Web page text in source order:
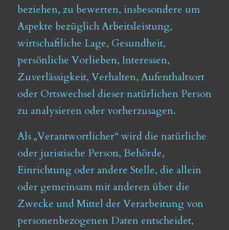
beziehen, zu bewerten, insbesondere um
Aspekte bezüglich Arbeitsleistung,
wirtschaftliche Lage, Gesundheit,
persönliche Vorlieben, Interessen,
Zuverlässigkeit, Verhalten, Aufenthaltsort
oder Ortswechsel dieser natürlichen Person
zu analysieren oder vorherzusagen.
Als „Verantwortlicher“ wird die natürliche
oder juristische Person, Behörde,
Einrichtung oder andere Stelle, die allein
oder gemeinsam mit anderen über die
Zwecke und Mittel der Verarbeitung von
personenbezogenen Daten entscheidet,